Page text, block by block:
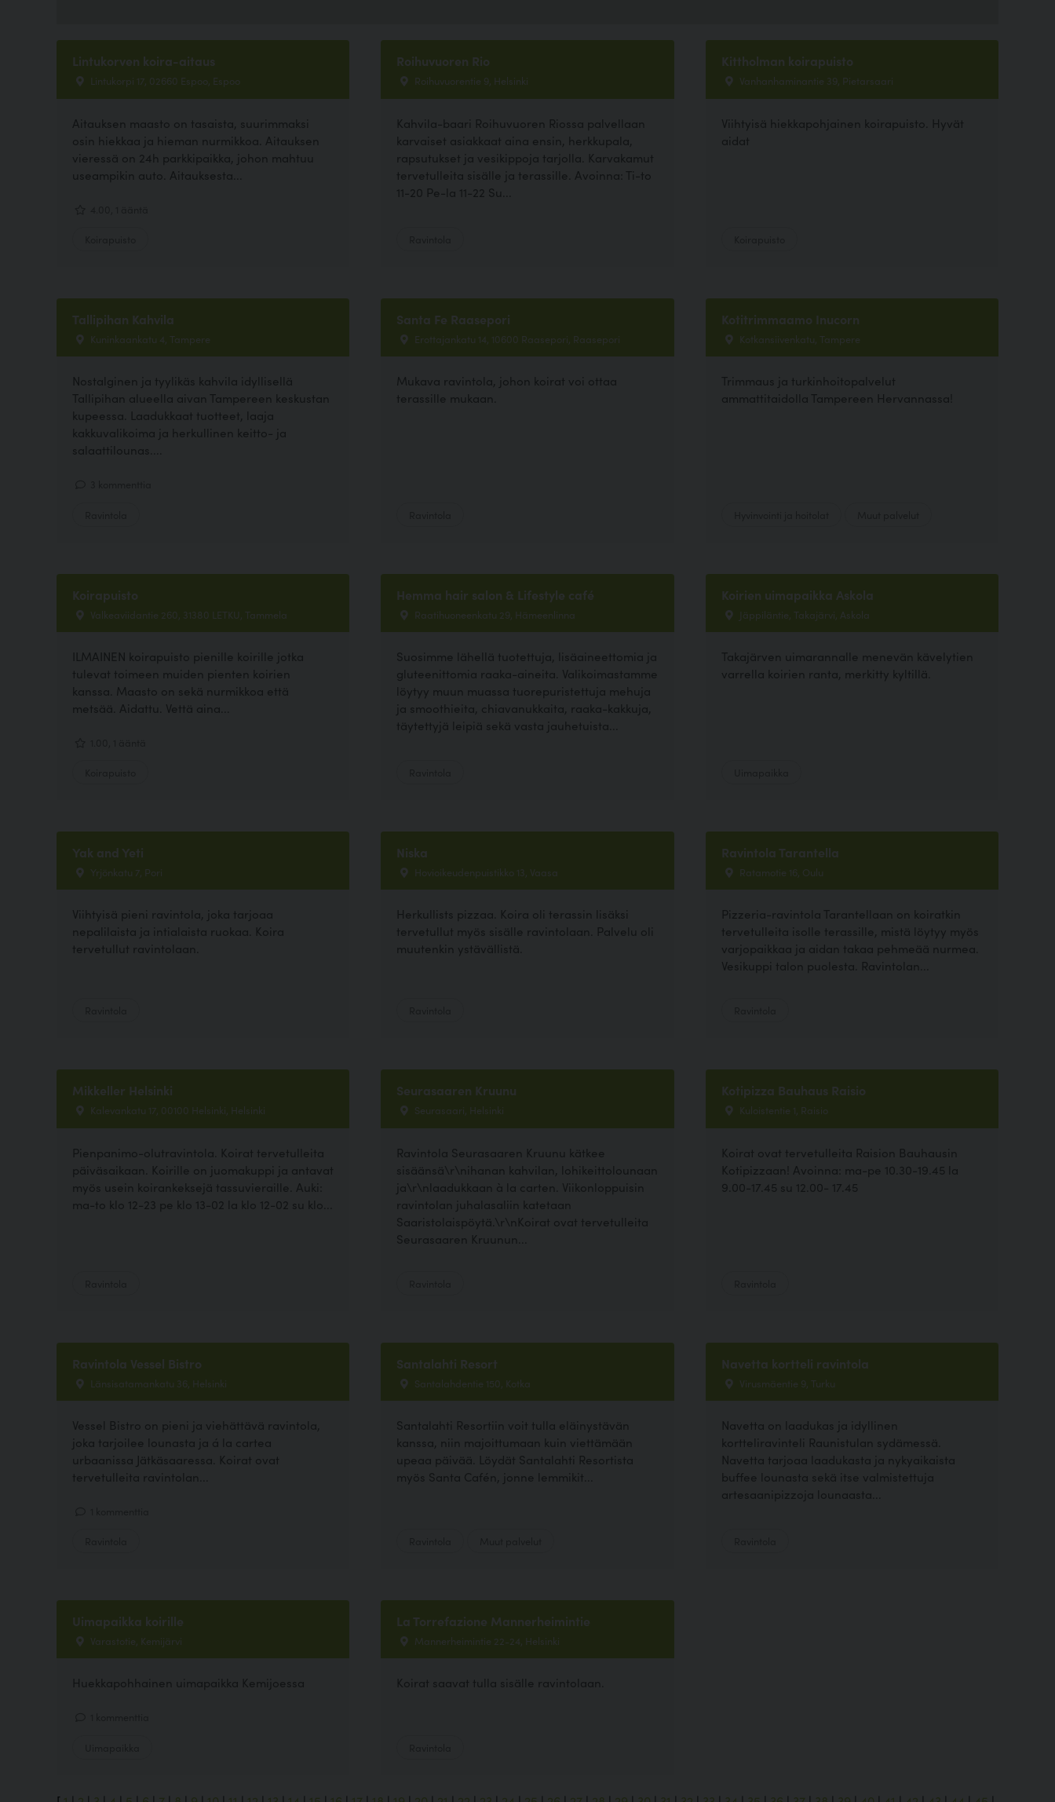
Lintukorven koira-aitaus
Lintukorpi 17, 02660 Espoo, Espoo
Aitauksen maasto on tasaista, suurimmaksi
osin hiekkaa ja hieman nurmikkoa. Aitauksen
vieressä on 24h parkkipaikka, johon mahtuu
useampikin auto. Aitauksesta...
Roihuvuoren Rio
Roihuvuorentie 9, Helsinki
Kahvila-baari Roihuvuoren Riossa palvellaan
karvaiset asiakkaat aina ensin, herkkupala,
rapsutukset ja vesikippoja tarjolla. Karvakamut
tervetulleita sisälle ja terassille. Avoinna: Ti-to
11-20 Pe-la 11-22 Su...
Kittholman koirapuisto
Vanhanhaminantie 39, Pietarsaari
Viihtyisä hiekkapohjainen koirapuisto. Hyvät
aidat
Tallipihan Kahvila
Kuninkaankatu 4, Tampere
Nostalginen ja tyylikäs kahvila idyllisellä
Tallipihan alueella aivan Tampereen keskustan
kupeessa. Laadukkaat tuotteet, laaja
kakkuvalikoima ja herkullinen keitto- ja
salaattilounas....
Santa Fe Raasepori
Erottajankatu 14, 10600 Raasepori, Raasepori
Mukava ravintola, johon koirat voi ottaa
terassille mukaan.
Kotitrimmaamo Inucorn
Kotkansiivenkatu, Tampere
Trimmaus ja turkinhoitopalvelut
ammattitaidolla Tampereen Hervannassa!
Koirapuisto
Valkeaviidantie 260, 31380 LETKU, Tammela
ILMAINEN koirapuisto pienille koirille jotka
tulevat toimeen muiden pienten koirien
kanssa. Maasto on sekä nurmikkoa että
metsää. Aidattu. Vettä aina...
Hemma hair salon & Lifestyle café
Raatihuoneenkatu 29, Hämeenlinna
Suosimme lähellä tuotettuja, lisäaineettomia ja
gluteenittomia raaka-aineita. Valikoimastamme
löytyy muun muassa tuorepuristettuja mehuja
ja smoothieita, chiavanukkaita, raaka-kakkuja,
täytettyjä leipiä sekä vasta jauhetuista...
Koirien uimapaikka Askola
Jäppiläntie, Takajärvi, Askola
Takajärven uimarannalle menevän kävelytien
varrella koirien ranta, merkitty kyltillä.
Yak and Yeti
Yrjönkatu 7, Pori
Viihtyisä pieni ravintola, joka tarjoaa
nepalilaista ja intialaista ruokaa. Koira
tervetullut ravintolaan.
Niska
Hovioikeudenpuistikko 13, Vaasa
Herkullists pizzaa. Koira oli terassin lisäksi
tervetullut myös sisälle ravintolaan. Palvelu oli
muutenkin ystävällistä.
Ravintola Tarantella
Ratamotie 16, Oulu
Pizzeria-ravintola Tarantellaan on koiratkin
tervetulleita isolle terassille, mistä löytyy myös
varjopaikkaa ja aidan takaa pehmeää nurmea.
Vesikuppi talon puolesta. Ravintolan...
Mikkeller Helsinki
Kalevankatu 17, 00100 Helsinki, Helsinki
Pienpanimo-olutravintola. Koirat tervetulleita
päiväsaikaan. Koirille on juomakuppi ja antavat
myös usein koirankeksejä tassuvieraille. Auki:
ma-to klo 12-23 pe klo 13-02 la klo 12-02 su klo...
Seurasaaren Kruunu
Seurasaari, Helsinki
Ravintola Seurasaaren Kruunu kätkee
sisäänsä\r\nihanan kahvilan, lohikeittolounaan
ja\r\nlaadukkaan à la carten. Viikonloppuisin
ravintolan juhalasaliin katetaan
Saaristolaispöytä.\r\nKoirat ovat tervetulleita
Seurasaaren Kruunun...
Kotipizza Bauhaus Raisio
Kuloistentie 1, Raisio
Koirat ovat tervetulleita Raision Bauhausin
Kotipizzaan! Avoinna: ma-pe 10.30-19.45 la
9.00-17.45 su 12.00- 17.45
Ravintola Vessel Bistro
Länsisatamankatu 36, Helsinki
Vessel Bistro on pieni ja viehättävä ravintola,
joka tarjoilee lounasta ja á la cartea
urbaanissa Jätkäsaaressa. Koirat ovat
tervetulleita ravintolan...
Santalahti Resort
Santalahdentie 150, Kotka
Santalahti Resortiin voit tulla eläinystävän
kanssa, niin majoittumaan kuin viettämään
upeaa päivää. Löydät Santalahti Resortista
myös Santa Cafén, jonne lemmikit...
Navetta kortteli ravintola
Virusmäentie 9, Turku
Navetta on laadukas ja idyllinen
kortteliravinteli Raunistulan sydämessä.
Navetta tarjoaa laadukasta ja nykyaikaista
buffee lounasta sekä itse valmistettuja
artesaanipizzoja lounaasta...
Uimapaikka koirille
Varastotie, Kemijärvi
Huekkapohhainen uimapaikka Kemijoessa
La Torrefazione Mannerheimintie
Mannerheimintie 22-24, Helsinki
Koirat saavat tulla sisälle ravintolaan.